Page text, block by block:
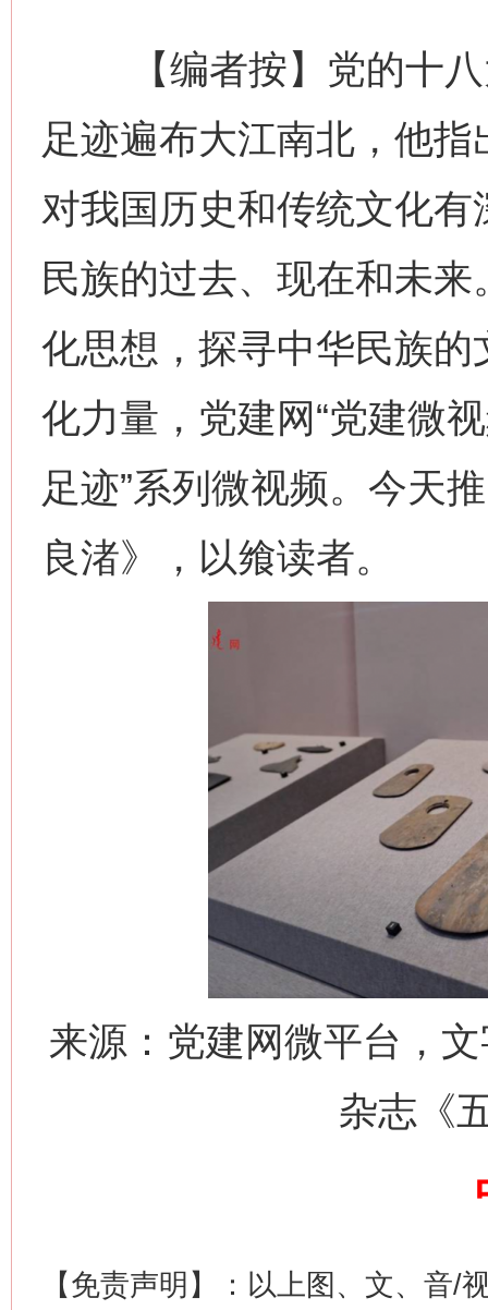
【编者按】党的十八
足迹遍布大江南北，他
对我国历史和传统文化
民族的过去、现在和未
化思想，探寻中华民族的
化力量，党建网“党建微
足迹”系列微视频。今天
良渚》，以飨读者。
来源：党建网微平台，
杂志《
【免责声明】：以上图、文、音/
网上购药对药下症？